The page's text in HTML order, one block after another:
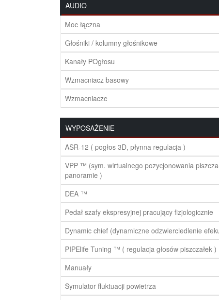
AUDIO
Moc łączna
Głośniki / kolumny głośnikowe
Kanały POgłosu
Wzmacniacz basowy
Wzmacniacze
WYPOSAŻENIE
ASR-12 ( pogłos 3D, płynna regulacja )
VPP ™ (sym. wirtualnego pozycjonowania
panoramie )
DEA ™
Pedał szafy ekspresyjnej pracujący fizjologicznie
Dynamic chief (dynamiczne odzwierciedlenie
PIPElife Tuning ™ ( regulacja głosów piszczałek )
Manuały
Symulator fluktuacji powietrza